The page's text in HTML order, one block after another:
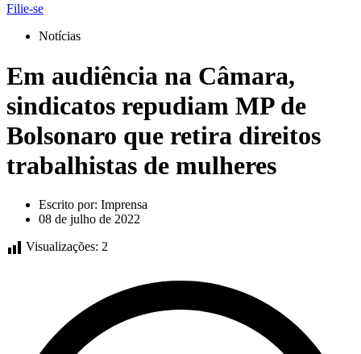
Filie-se
Notícias
Em audiência na Câmara,
sindicatos repudiam MP de
Bolsonaro que retira direitos
trabalhistas de mulheres
Escrito por: Imprensa
08 de julho de 2022
Visualizações: 2